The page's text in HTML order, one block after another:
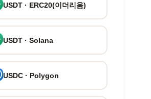
USDT · ERC20(이더리움)
USDT · Solana
USDC · Polygon